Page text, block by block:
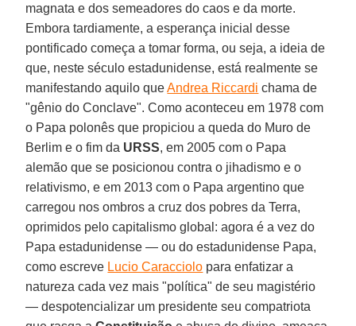
magnata e dos semeadores do caos e da morte.
Embora tardiamente, a esperança inicial desse
pontificado começa a tomar forma, ou seja, a ideia de
que, neste século estadunidense, está realmente se
manifestando aquilo queAndrea Riccardi chama de
"gênio do Conclave". Como aconteceu em 1978 com
o Papa polonês que propiciou a queda do Muro de
Berlim e o fim da URSS, em 2005 com o Papa
alemão que se posicionou contra o jihadismo e o
relativismo, e em 2013 com o Papa argentino que
carregou nos ombros a cruz dos pobres da Terra,
oprimidos pelo capitalismo global: agora é a vez do
Papa estadunidense — ou do estadunidense Papa,
como escreve Lucio Caracciolo para enfatizar a
natureza cada vez mais "política" de seu magistério
— despotencializar um presidente seu compatriota